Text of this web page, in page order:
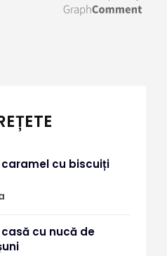
cu biscuiți
cu nucă de